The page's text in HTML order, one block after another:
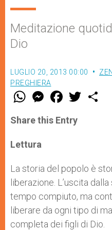
Meditazione
Dio
LUGLIO 20, 2013 00:00
PREGHIERA
W
t
s
p
p
M
e
s
e
F
a
e
b
w
Share this Entry
Lettura
La storia del popolo è
liberazione. L’uscita
tempo compiuto, ma
liberare da ogni tipo di
completa dei figli di Dio.